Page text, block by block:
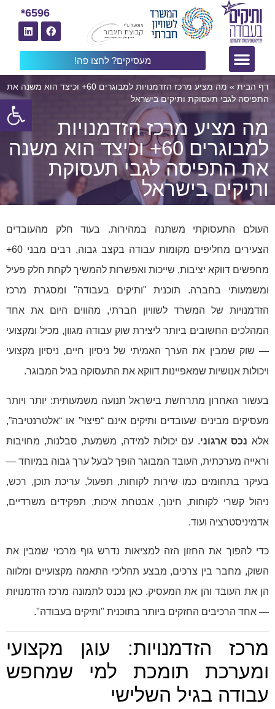
מעסיקים? לחצו פה!
6596*
דף הבית »
מה מציע מרכז הזדמנויות למבוגרים 60+ וכיצד הוא משנה את
התפיסה לגבי תעסוקת ותיקים בישראל
מה מציע מרכז הזדמנויות
למבוגרים 60+ וכיצד הוא משנה
את התפיסה לגבי תעסוקת
ותיקים בישראל
העולם התעסוקתי משתנה במהירות. בעוד חלק מהעובדים
הצעירים מחליפים מקומות עבודה בקצב גבוה, רבים מבני 60+
מחפשים דווקא יציבות, שייכות ואפשרות להמשיך לקחת חלק פעיל
ומשמעותי בחברה. תוכנית "ותיקים בעבודה" ומסגרת מרכז
הזדמנויות של המשרד לשוויון חברתי, מהווים היום את אחד
המהלכים החשובים ביותר ליצירת שוק עבודה מגוון, מכיל ומקצועי
— שוק שמבין את הערך האמיתי של ניסיון חיים, ניסיון מקצועי
ויכולות אנושיות שמאפיינות דווקא את התעסוקה בגיל המבוגר.
בעשור האחרון מתרחשת בישראל תנועה משמעותית: יותר ויותר
מעסיקים מבינים שעובדים ותיקים אינם “פיצוי” או “אלטרנטיבה”,
אלא נכס ארגוני. עם יכולות למידה, משמעת, סבלנות, מחויבות
וראייה מערכתית, העובד המבוגר הופך לבעל ערך גבוה במיוחד —
בעיקר בתחומים כמו שירות לקוחות, תפעול, עריכת תוכן, רכש,
ניהול קשרי לקוחות, חינוך, אבטחת איכות, תפקידים משרדיים,
אדמיניסטרציה ועוד.
כדי להפוך את החזון הזה למציאות נדרש גוף מרכזי שמבין את
השוק, מחבר בין צרכים, מבצע תהליכי התאמה מקצועיים ומלווה
הן את העובד והן את המעסיק. כאן נכנס לתמונה מרכז הזדמנויות
— אחד הרכיבים החזקים ביותר בתוכנית "ותיקים בעבודה".
מרכז הזדמנויות: עוגן מקצועי
ומערכת תומכת למי שמחפש
עבודה בגיל השלישי